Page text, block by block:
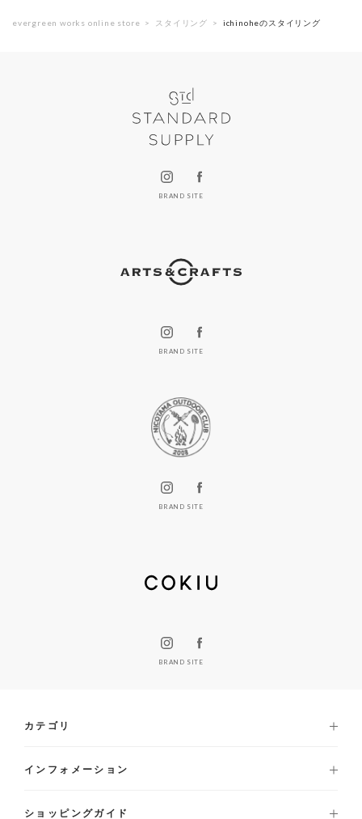
evergreen works online store スタイリング ichinoheのスタイリング
BRAND SITE
BRAND SITE
BRAND SITE
BRAND SITE
カテゴリ
インフォメーション
ショッピングガイド